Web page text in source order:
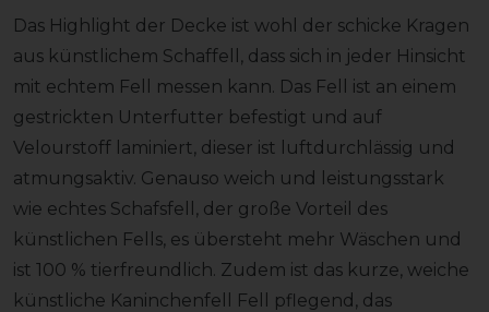
Das Highlight der Decke ist wohl der schicke Kragen
aus künstlichem Schaffell, dass sich in jeder Hinsicht
mit echtem Fell messen kann. Das Fell ist an einem
gestrickten Unterfutter befestigt und auf
Velourstoff laminiert, dieser ist luftdurchlässig und
atmungsaktiv. Genauso weich und leistungsstark
wie echtes Schafsfell, der große Vorteil des
künstlichen Fells, es übersteht mehr Wäschen und
ist 100 % tierfreundlich. Zudem ist das kurze, weiche
künstliche Kaninchenfell Fell pflegend, das